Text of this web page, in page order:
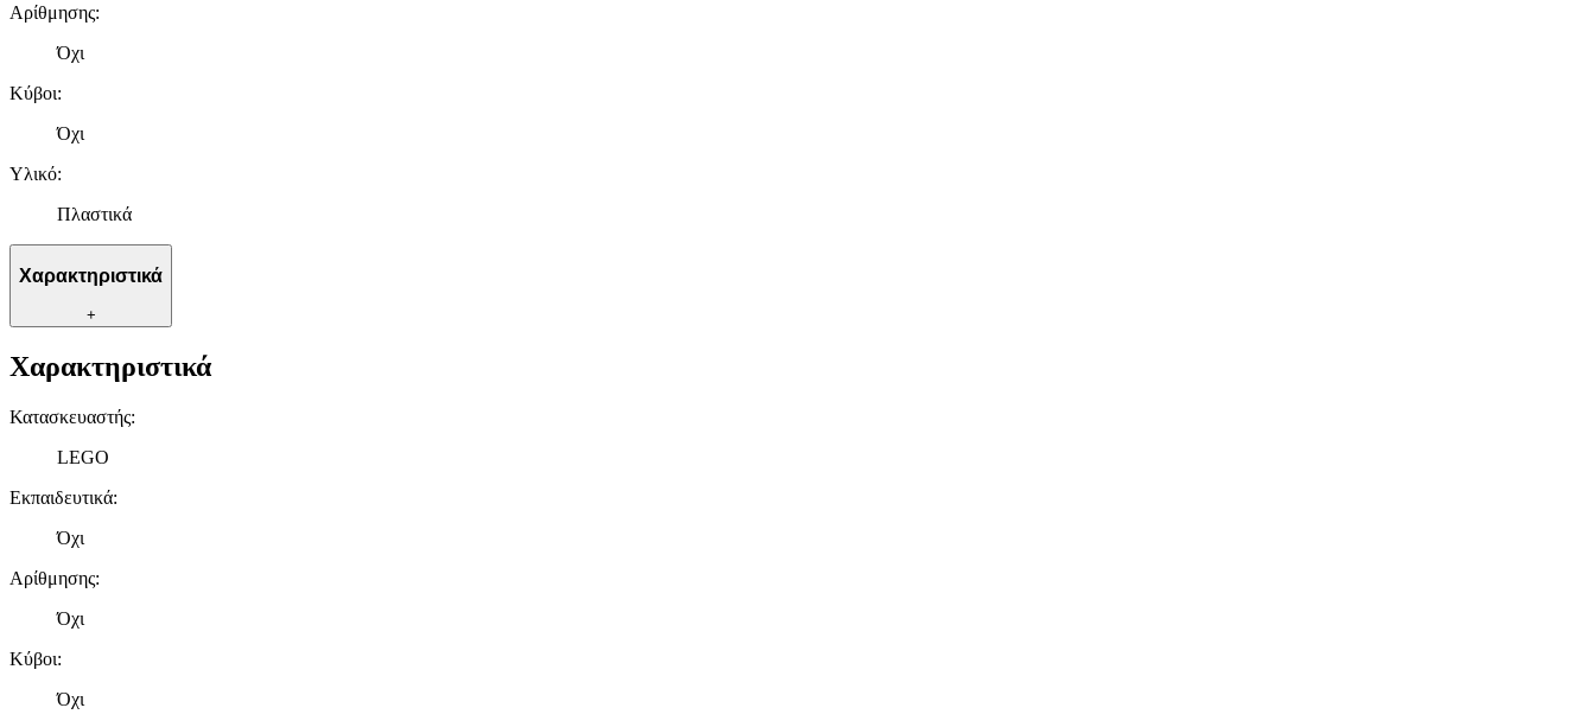
Αρίθμησης:
Όχι
Κύβοι:
Όχι
Υλικό:
Πλαστικά
Χαρακτηριστικά
+
Χαρακτηριστικά
Κατασκευαστής:
LEGO
Εκπαιδευτικά:
Όχι
Αρίθμησης:
Όχι
Κύβοι:
Όχι